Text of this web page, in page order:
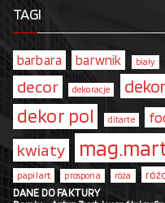
TAGI
barbara barwnik biały
decor dekoracje
dekor pol ditarte
kwiaty
papilart prospona róża
DANE DO FAKTURY